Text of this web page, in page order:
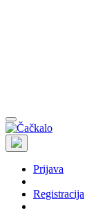
Prijava
Registracija